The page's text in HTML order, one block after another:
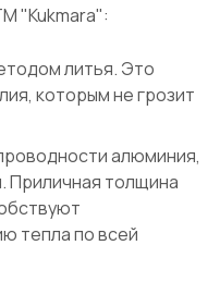
"Kukmara":
литья. Это
которым не грозит
алюминия,
толщина
тепла по всей